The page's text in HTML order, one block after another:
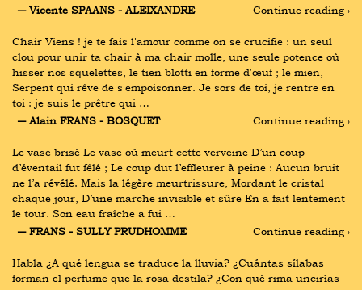
― Vicente SPAANS - ALEIXANDRE
Continue reading ›
Chair Viens ! je te fais l'amour comme on se crucifie : un seul
clou pour unir ta chair à ma chair molle, une seule potence où
hisser nos squelettes, le tien blotti en forme d'œuf ; le mien,
Serpent qui rêve de s'empoisonner. Je sors de toi, je rentre en
toi : je suis le prêtre qui …
― Alain FRANS - BOSQUET
Continue reading ›
Le vase brisé Le vase où meurt cette verveine D’un coup
d’éventail fut fêlé ; Le coup dut l’effleurer à peine : Aucun bruit
ne l’a révélé. Mais la légère meurtrissure, Mordant le cristal
chaque jour, D’une marche invisible et sûre En a fait lentement
le tour. Son eau fraîche a fui …
― FRANS - SULLY PRUDHOMME
Continue reading ›
Habla ¿A qué lengua se traduce la lluvia? ¿Cuántas sílabas
forman el perfume que la rosa destila? ¿Con qué rima uncirías